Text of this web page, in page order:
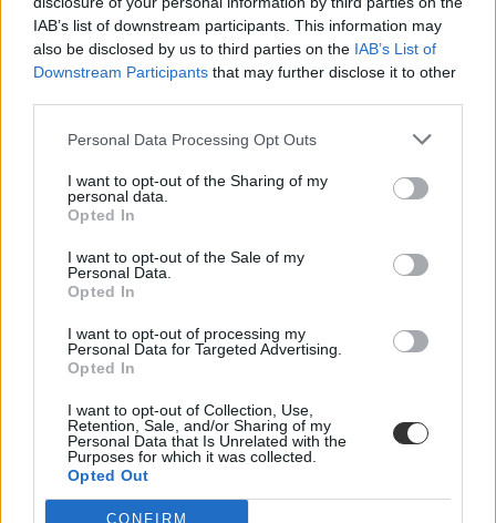
IAB’s list of downstream participants. This information may
also be disclosed by us to third parties on the IAB’s List of
Downstream Participants that may further disclose it to other
Personal Data Processing Opt Outs
I want to opt-out of the Sharing of my
personal data.
Opted In
I want to opt-out of the Sale of my
Personal Data.
Opted In
I want to opt-out of processing my
Personal Data for Targeted Advertising.
Opted In
I want to opt-out of Collection, Use,
Retention, Sale, and/or Sharing of my
Personal Data that Is Unrelated with the
Purposes for which it was collected.
Opted Out
CONFIRM
Októberben kezdődhet el a Károli leégett
kollégiumának újjáépítése
Egyetem leégett kollégiumának újjáépítése – írja a Magyar Hírlap.
Felsőoktatás
Több egyetemet új rektor vezet, máshol maradt a
A Pázmány Péter Katolikus Egyetemen, a Károli Gáspár
Református Egyetemen, a Kaposvári Egyetemen és az Óbudai
Egyetemen is új rektor kerül vezető pozícióba. Máshol régi-új rektor
folytatja a munkát.
Felsőoktatás